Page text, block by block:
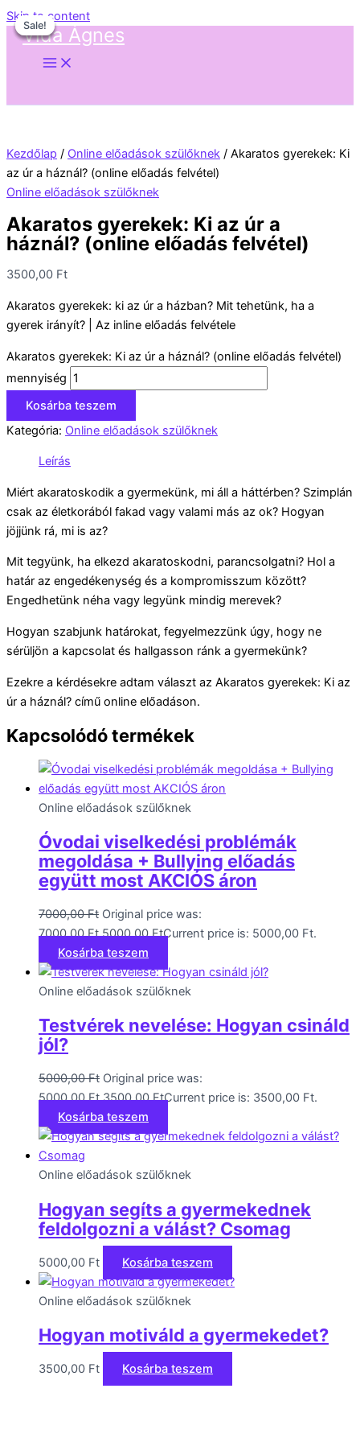
Skip to content
Vida Ágnes
Kezdőlap / Online előadások szülőknek / Akaratos gyerekek: Ki
az úr a háznál? (online előadás felvétel)
Online előadások szülőknek
Akaratos gyerekek: Ki az úr a
háznál? (online előadás felvétel)
3500,00 Ft
Akaratos gyerekek: ki az úr a házban? Mit tehetünk, ha a
gyerek irányít? | Az inline előadás felvétele
Akaratos gyerekek: Ki az úr a háznál? (online előadás felvétel)
mennyiség
Kosárba teszem
Kategória: Online előadások szülőknek
Leírás
Miért akaratoskodik a gyermekünk, mi áll a háttérben? Szimplán
csak az életkorából fakad vagy valami más az ok? Hogyan
jöjjünk rá, mi is az?
Mit tegyünk, ha elkezd akaratoskodni, parancsolgatni? Hol a
határ az engedékenység és a kompromisszum között?
Engedhetünk néha vagy legyünk mindig merevek?
Hogyan szabjunk határokat, fegyelmezzünk úgy, hogy ne
sérüljön a kapcsolat és hallgasson ránk a gyermekünk?
Ezekre a kérdésekre adtam választ az Akaratos gyerekek: Ki az
úr a háznál? című online előadáson.
Kapcsolódó termékek
Sale!
Sale!
Online előadások szülőknek
Óvodai viselkedési problémák
megoldása + Bullying előadás
együtt most AKCIÓS áron
7000,00Ft Original price was:
7000,00 Ft.5000,00FtCurrent price is: 5000,00 Ft.
Kosárba teszem
Sale!
Sale!
Online előadások szülőknek
Testvérek nevelése: Hogyan csináld
jól?
5000,00Ft Original price was:
5000,00 Ft.3500,00FtCurrent price is: 3500,00 Ft.
Kosárba teszem
Online előadások szülőknek
Hogyan segíts a gyermekednek
feldolgozni a válást? Csomag
5000,00 Ft Kosárba teszem
Online előadások szülőknek
Hogyan motiváld a gyermekedet?
3500,00 Ft Kosárba teszem